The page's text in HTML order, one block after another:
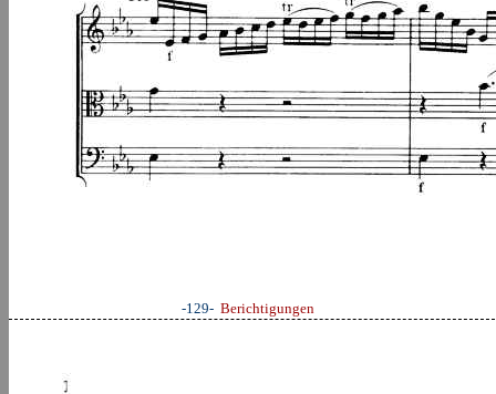
-129- Berichtigungen